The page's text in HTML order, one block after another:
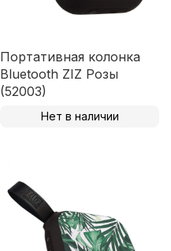
Портативная колонка
Bluetooth ZIZ Розы
(52003)
Нет в наличии